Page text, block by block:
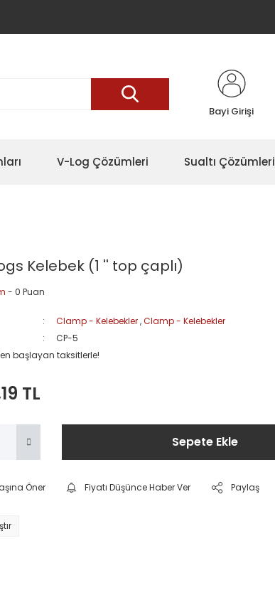
Bayi Girişi
V-Log Çözümleri Sualtı Çözümleri
Kelebek (1 '' top çaplı)
- 0 Puan
Clamp - Kelebekler,Clamp - Kelebekler
CP-5
başlayan taksitlerle!
TL
Sepete Ekle
Öner Fiyatı Düşünce Haber Ver Paylaş